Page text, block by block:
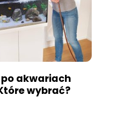
akwariach
wybrać?